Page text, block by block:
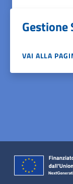
Gestione
VAI ALLA